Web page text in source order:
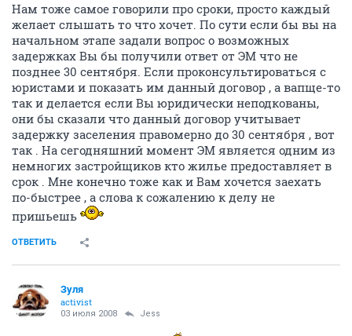
Нам тоже самое говорили про сроки, просто каждый
желает слышать то что хочет. По сути если бы вы на
начальном этапе задали вопрос о возможных
задержках Вы бы получили ответ от ЭМ что не
позднее 30 сентября. Если проконсультироваться с
юристами и показать им данный договор , а вапще-то
так и делается если Вы юридически неподкованы,
они бы сказали что данный договор учитывает
задержку заселения правомерно до 30 сентября , вот
так . На сегодняшний момент ЭМ является одним из
немногих застройщиков кто жилье предоставляет в
срок . Мне конечно тоже как и Вам хочется заехать
по-быстрее , а слова к сожалению к делу не
пришьешь
ОТВЕТИТЬ
Зуля
activist
03 июля 2008 Jess